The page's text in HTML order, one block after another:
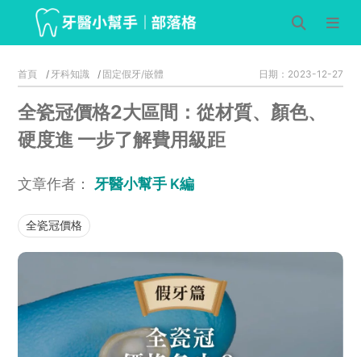
首頁 牙科知識 固定假牙/嵌體 日期：2023-12-27
全瓷冠價格2大區間：從材質、顏色、
硬度進 一步了解費用級距
文章作者： 牙醫小幫手 K編
全瓷冠價格